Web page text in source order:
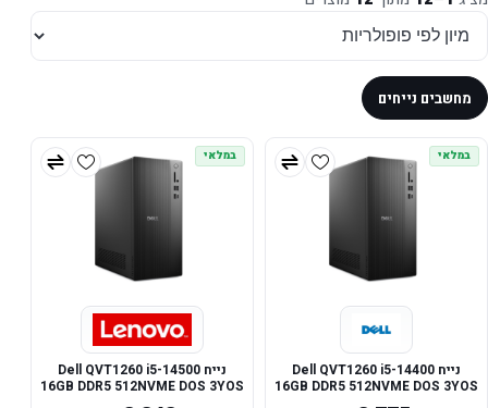
מחשבים נייחים
במלאי
נייח Dell QVT1260 i5-14400
16GB DDR5 512NVME DOS 3YOS
במלאי
נייח Dell QVT1260 i5-14500
16GB DDR5 512NVME DOS 3YOS